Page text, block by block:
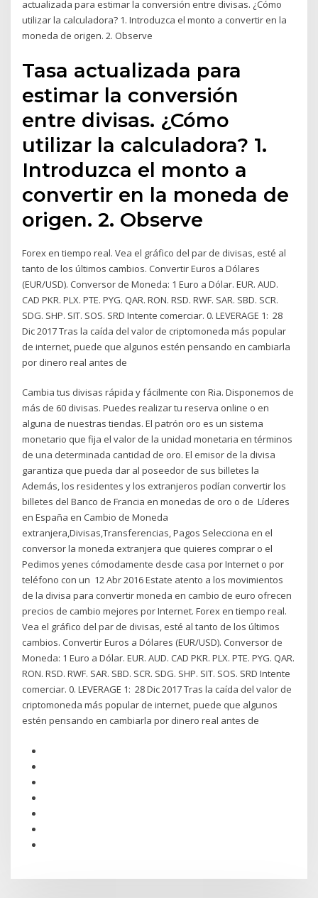
actualizada para estimar la conversión entre divisas. ¿Cómo
utilizar la calculadora? 1. Introduzca el monto a convertir en la
moneda de origen. 2. Observe
Tasa actualizada para
estimar la conversión
entre divisas. ¿Cómo
utilizar la calculadora? 1.
Introduzca el monto a
convertir en la moneda de
origen. 2. Observe
Forex en tiempo real. Vea el gráfico del par de divisas, esté al
tanto de los últimos cambios. Convertir Euros a Dólares
(EUR/USD). Conversor de Moneda: 1 Euro a Dólar. EUR. AUD.
CAD PKR. PLX. PTE. PYG. QAR. RON. RSD. RWF. SAR. SBD. SCR.
SDG. SHP. SIT. SOS. SRD Intente comerciar. 0. LEVERAGE 1: 28
Dic 2017 Tras la caída del valor de criptomoneda más popular
de internet, puede que algunos estén pensando en cambiarla
por dinero real antes de
Cambia tus divisas rápida y fácilmente con Ria. Disponemos de
más de 60 divisas. Puedes realizar tu reserva online o en
alguna de nuestras tiendas. El patrón oro es un sistema
monetario que fija el valor de la unidad monetaria en términos
de una determinada cantidad de oro. El emisor de la divisa
garantiza que pueda dar al poseedor de sus billetes la
Además, los residentes y los extranjeros podían convertir los
billetes del Banco de Francia en monedas de oro o de Líderes
en España en Cambio de Moneda
extranjera,Divisas,Transferencias, Pagos Selecciona en el
conversor la moneda extranjera que quieres comprar o el
Pedimos yenes cómodamente desde casa por Internet o por
teléfono con un 12 Abr 2016 Estate atento a los movimientos
de la divisa para convertir moneda en cambio de euro ofrecen
precios de cambio mejores por Internet. Forex en tiempo real.
Vea el gráfico del par de divisas, esté al tanto de los últimos
cambios. Convertir Euros a Dólares (EUR/USD). Conversor de
Moneda: 1 Euro a Dólar. EUR. AUD. CAD PKR. PLX. PTE. PYG. QAR.
RON. RSD. RWF. SAR. SBD. SCR. SDG. SHP. SIT. SOS. SRD Intente
comerciar. 0. LEVERAGE 1: 28 Dic 2017 Tras la caída del valor de
criptomoneda más popular de internet, puede que algunos
estén pensando en cambiarla por dinero real antes de